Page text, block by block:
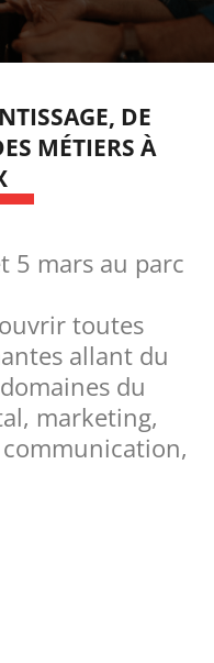
DE
MÉTIERS À
5 mars au parc
toutes
allant du
du
marketing,